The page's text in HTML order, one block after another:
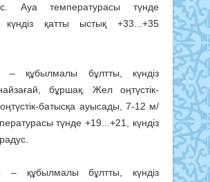
Ауа температурасы түнде
күндіз қатты ыстық +33...+35
– құбылмалы бұлтты, күндіз
бұршақ. Жел оңтүстік-
батысқа ауысады, 7-12 м/
түнде +19...+21, күндіз
– құбылмалы бұлтты, күндіз